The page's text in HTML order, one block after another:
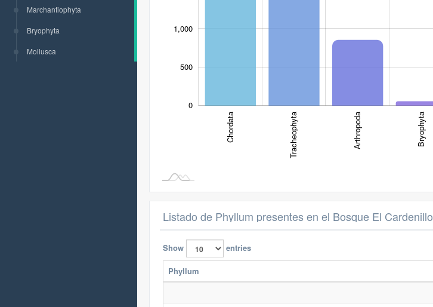
Marchantiophyta
Bryophyta
Mollusca
0
1,000
500
Chordata Tracheophyta Arthropoda Bryophyta
Listado de Phyllum presentes en el Bosque El Cardenillo
Show entries
Phyllum